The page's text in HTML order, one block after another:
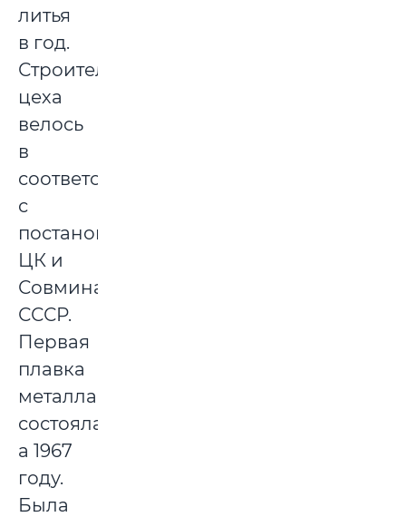
литья
в год.
Строительство
цеха
велось
в
соответствии
с
постановлением
ЦК и
Совмина
СССР.
Первая
плавка
металла
состоялась
а 1967
году.
Была